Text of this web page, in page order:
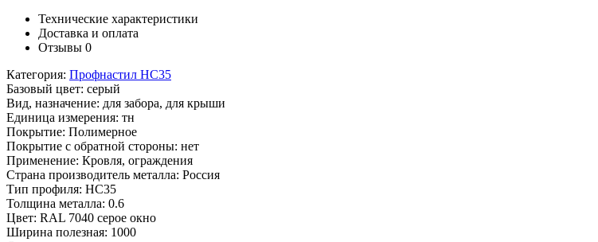
Технические характеристики
Доставка и оплата
Отзывы 0
Категория: Профнастил НС35
Базовый цвет: серый
Вид, назначение: для забора, для крыши
Единица измерения: тн
Покрытие: Полимерное
Покрытие с обратной стороны: нет
Применение: Кровля, ограждения
Страна производитель металла: Россия
Тип профиля: НС35
Толщина металла: 0.6
Цвет: RAL 7040 серое окно
Ширина полезная: 1000